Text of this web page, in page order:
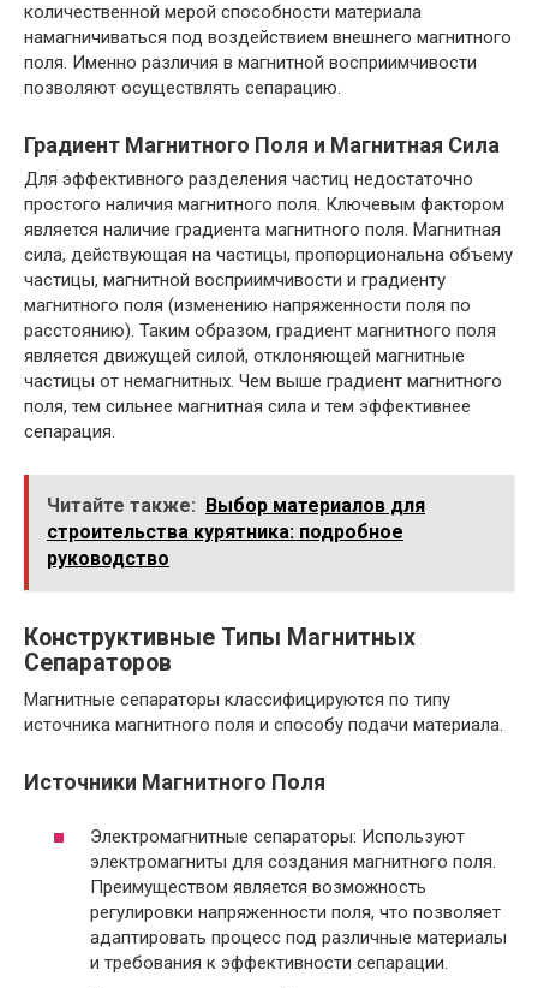
количественной мерой способности материала
намагничиваться под воздействием внешнего магнитного
поля. Именно различия в магнитной восприимчивости
позволяют осуществлять сепарацию.
Градиент Магнитного Поля и Магнитная Сила
Для эффективного разделения частиц недостаточно
простого наличия магнитного поля. Ключевым фактором
является наличие градиента магнитного поля. Магнитная
сила, действующая на частицы, пропорциональна объему
частицы, магнитной восприимчивости и градиенту
магнитного поля (изменению напряженности поля по
расстоянию). Таким образом, градиент магнитного поля
является движущей силой, отклоняющей магнитные
частицы от немагнитных. Чем выше градиент магнитного
поля, тем сильнее магнитная сила и тем эффективнее
сепарация.
Читайте также: Выбор материалов для
строительства курятника: подробное
руководство
Конструктивные Типы Магнитных
Сепараторов
Магнитные сепараторы классифицируются по типу
источника магнитного поля и способу подачи материала.
Источники Магнитного Поля
Электромагнитные сепараторы: Используют
электромагниты для создания магнитного поля.
Преимуществом является возможность
регулировки напряженности поля, что позволяет
адаптировать процесс под различные материалы
и требования к эффективности сепарации.